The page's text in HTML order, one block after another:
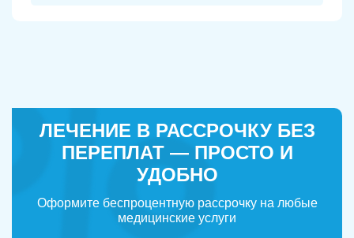
ЛЕЧЕНИЕ В РАССРОЧКУ БЕЗ
ПЕРЕПЛАТ — ПРОСТО И
УДОБНО
Оформите беспроцентную рассрочку на любые
медицинские услуги